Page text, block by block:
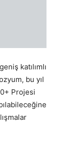
katılımlı
bu yıl
Projesi